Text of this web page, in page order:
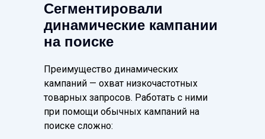
Сегментировали
динамические кампании
на поиске
Преимущество динамических
кампаний — охват низкочастотных
товарных запросов. Работать с ними
при помощи обычных кампаний на
поиске сложно: